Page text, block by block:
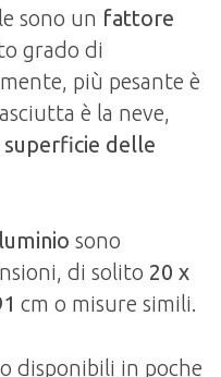
sono un fattore
grado di
più pesante è
è la neve,
delle
sono
di solito 20 x
cm o misure simili.
disponibili in poche